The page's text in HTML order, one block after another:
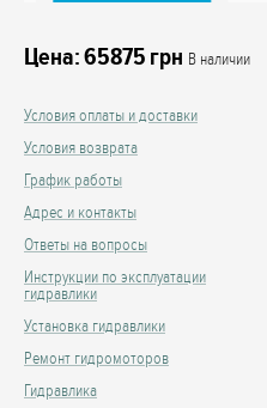
Цена:65875 грн В наличии
Условия оплаты и доставки
Условия возврата
График работы
Адрес и контакты
Ответы на вопросы
Инструкции по эксплуатации
гидравлики
Установка гидравлики
Ремонт гидромоторов
Гидравлика